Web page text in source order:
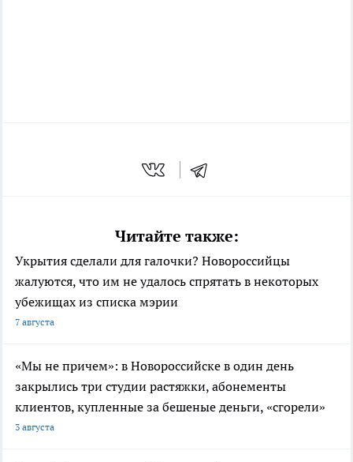
Читайте также:
Укрытия сделали для галочки? Новороссийцы
жалуются, что им не удалось спрятать в некоторых
убежищах из списка мэрии
7 августа
«Мы не причем»: в Новороссийске в один день
закрылись три студии растяжки, абонементы
клиентов, купленные за бешеные деньги, «сгорели»
3 августа